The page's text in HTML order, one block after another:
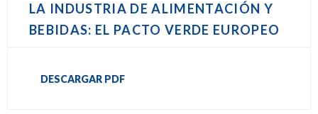
LA INDUSTRIA DE ALIMENTACIÓN Y
BEBIDAS: EL PACTO VERDE EUROPEO
DESCARGAR PDF